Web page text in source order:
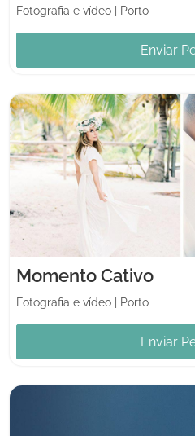
Fotografia e vídeo Porto
Enviar
Momento Cativo
Fotografia e vídeo Porto
Enviar